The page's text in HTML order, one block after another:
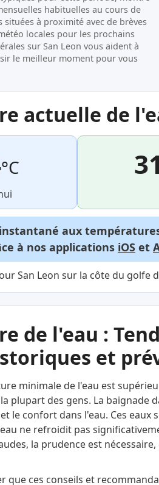
habituelles au cours de
situées à proximité avec de brèves
locales pour les prochains
sur San Leon vous aident à
le meilleur moment pour vous
actuelle de
°C
aux
à nos applications iOS et
San Leon sur la côte du golfe
de l'eau :
et
minimale de l'eau est
plupart des gens. La baignade
le confort dans l'eau. Ces
ne refroidit pas
la prudence est
que ces conseils et